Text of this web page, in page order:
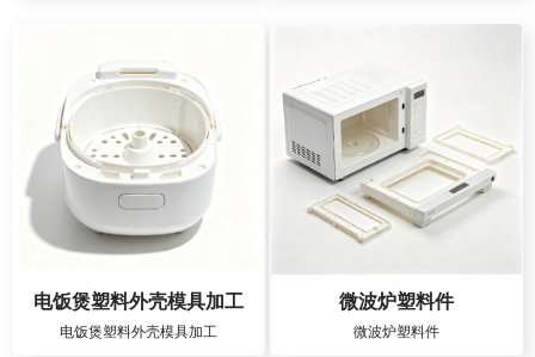
电饭煲塑料外壳模具加工
电饭煲塑料外壳模具加工
微波炉塑料件
微波炉塑料件